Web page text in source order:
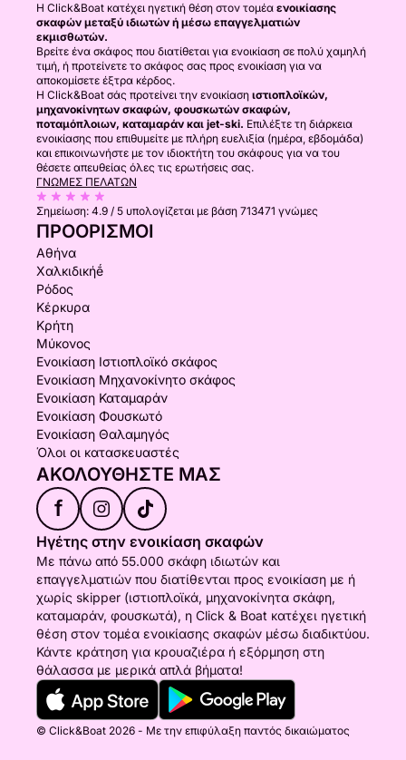
Η Click&Boat κατέχει ηγετική θέση στον τομέα ενοικίασης
σκαφών μεταξύ ιδιωτών ή μέσω επαγγελματιών
εκμισθωτών.
Βρείτε ένα σκάφος που διατίθεται για ενοικίαση σε πολύ χαμηλή
τιμή, ή προτείνετε το σκάφος σας προς ενοικίαση για να
αποκομίσετε έξτρα κέρδος.
Η Click&Boat σάς προτείνει την ενοικίαση ιστιοπλοϊκών,
μηχανοκίνητων σκαφών, φουσκωτών σκαφών,
ποταμόπλοιων, καταμαράν και jet-ski. Επιλέξτε τη διάρκεια
ενοικίασης που επιθυμείτε με πλήρη ευελιξία (ημέρα, εβδομάδα)
και επικοινωνήστε με τον ιδιοκτήτη του σκάφους για να του
θέσετε απευθείας όλες τις ερωτήσεις σας.
ΓΝΏΜΕΣ ΠΕΛΑΤΏΝ
Σημείωση: 4.9 / 5 υπολογίζεται με βάση 713471 γνώμες
ΠΡΟΟΡΙΣΜΟΊ
Αθήνα
Χαλκιδικήḗ
Ρόδος
Κέρκυρα
Κρήτη
Μύκονος
Ενοικίαση Ιστιοπλοϊκό σκάφος
Ενοικίαση Μηχανοκίνητο σκάφος
Ενοικίαση Καταμαράν
Ενοικίαση Φουσκωτό
Ενοικίαση Θαλαμηγός
Όλοι οι κατασκευαστές
ΑΚΟΛΟΥΘΉΣΤΕ ΜΑΣ
f
Ηγέτης στην ενοικίαση σκαφών
Με πάνω από 55.000 σκάφη ιδιωτών και
επαγγελματιών που διατίθενται προς ενοικίαση με ή
χωρίς skipper (ιστιοπλοϊκά, μηχανοκίνητα σκάφη,
καταμαράν, φουσκωτά), η Click & Boat κατέχει ηγετική
θέση στον τομέα ενοικίασης σκαφών μέσω διαδικτύου.
Κάντε κράτηση για κρουαζιέρα ή εξόρμηση στη
θάλασσα με μερικά απλά βήματα!
© Click&Boat 2026 - Με την επιφύλαξη παντός δικαιώματος